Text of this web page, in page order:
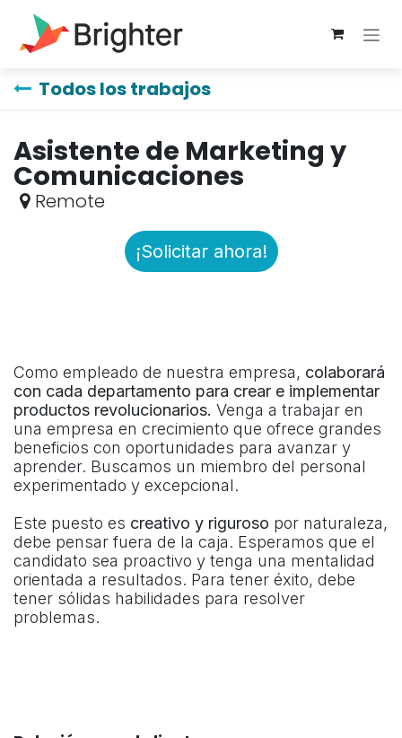
Ir al contenido
Todos los trabajos
Asistente de Marketing y
Comunicaciones
Remote
¡Solicitar ahora!
Como empleado de nuestra empresa, colaborará
con cada departamento para crear e implementar
productos revolucionarios. Venga a trabajar en
una empresa en crecimiento que ofrece grandes
beneficios con oportunidades para avanzar y
aprender. Buscamos un miembro del personal
experimentado y excepcional.
Este puesto es creativo y riguroso por naturaleza,
debe pensar fuera de la caja. Esperamos que el
candidato sea proactivo y tenga una mentalidad
orientada a resultados. Para tener éxito, debe
tener sólidas habilidades para resolver
problemas.